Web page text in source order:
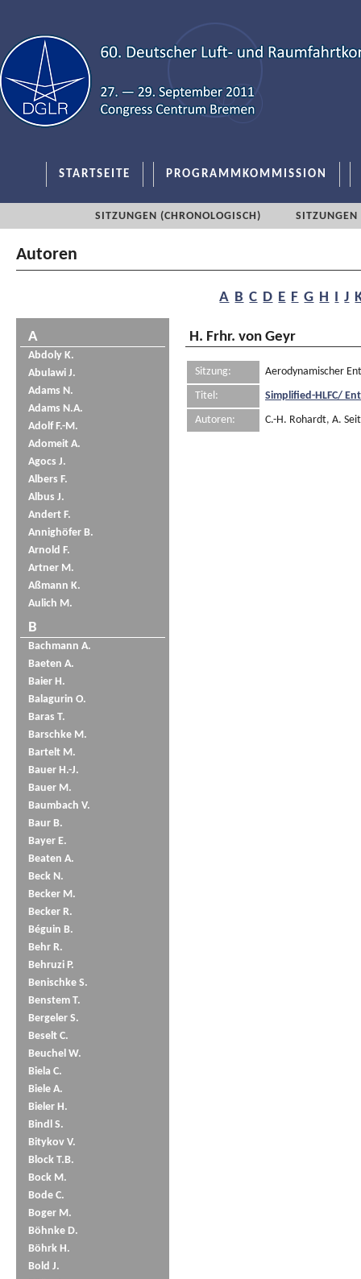
STARTSEITE PROGRAMMKOMMISSION
SITZUNGEN (CHRONOLOGISCH) SITZUNGEN
Autoren
A B C D E F G H I J
A
Abdoly K.
Abulawi J.
Adams N.
Adams N.A.
Adolf F.-M.
Adomeit A.
Agocs J.
Albers F.
Albus J.
Andert F.
Annighöfer B.
Arnold F.
Artner M.
Aßmann K.
Aulich M.
B
Bachmann A.
Baeten A.
Baier H.
Balagurin O.
Baras T.
Barschke M.
Bartelt M.
Bauer H.-J.
Bauer M.
Baumbach V.
Baur B.
Bayer E.
Beaten A.
Beck N.
Becker M.
Becker R.
Béguin B.
Behr R.
Behruzi P.
Benischke S.
Benstem T.
Bergeler S.
Beselt C.
Beuchel W.
Biela C.
Biele A.
Bieler H.
Bindl S.
Bitykov V.
Block T.B.
Bock M.
Bode C.
Boger M.
Böhnke D.
Böhrk H.
Bold J.
H. Frhr. von Geyr
Sitzung:
Aerodynamischer
Titel:
Simplified-HLFC/
Autoren:
C.-H. Rohardt, A.